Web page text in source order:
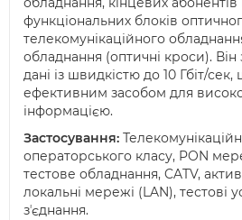
функціональних блоків
телекомунікаційного
обладнання (оптичні кроси).
дані із швидкістю до 10 Гбіт/
ефективним засобом для
інформацією.
Застосування:
операторського класу, PON
тестове обладнання, CATV,
локальні мережі (LAN), тестові
зʼєднання.